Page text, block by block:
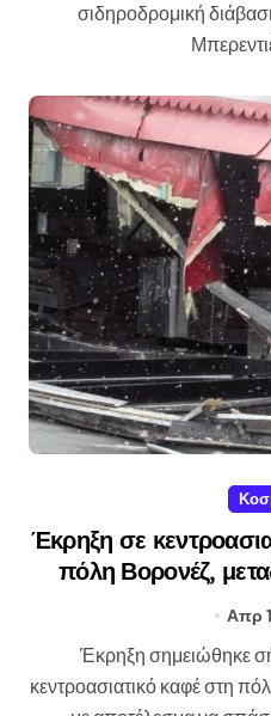
σιδηροδρομική
Έκρηξη σε
πόλη Βορονέζ,
Απρ
Έκρηξη σημειώθηκε σήμερα Δευτέρα (1/4) σε
κεντροασιατικό καφέ στη